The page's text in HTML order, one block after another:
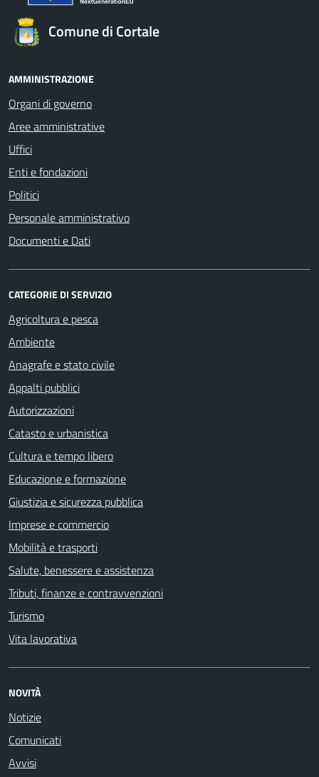
Comune di Cortale
AMMINISTRAZIONE
Organi di governo
Aree amministrative
Uffici
Enti e fondazioni
Politici
Personale amministrativo
Documenti e Dati
CATEGORIE DI SERVIZIO
Agricoltura e pesca
Ambiente
Anagrafe e stato civile
Appalti pubblici
Autorizzazioni
Catasto e urbanistica
Cultura e tempo libero
Educazione e formazione
Giustizia e sicurezza pubblica
Imprese e commercio
Mobilità e trasporti
Salute, benessere e assistenza
Tributi, finanze e contravvenzioni
Turismo
Vita lavorativa
NOVITÀ
Notizie
Comunicati
Avvisi